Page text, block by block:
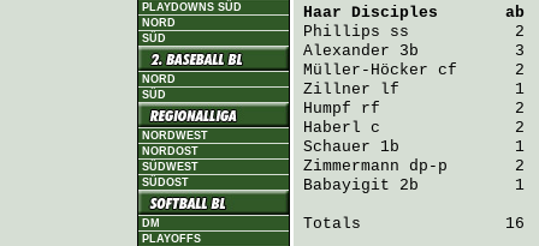
PLAYDOWNS SÜD
NORD
SÜD
NORD
SÜD
NORDWEST
NORDOST
SÜDWEST
SÜDOST
DM
PLAYOFFS
Haar Disciples
ab
Phillips ss           2
Alexander 3b          3
Müller-Höcker cf      2
Zillner lf            1  0
Humpf rf              2  0
Haberl c              2
Schauer 1b            1
Zimmermann dp-p       2
Babayigit 2b          1
Totals               16